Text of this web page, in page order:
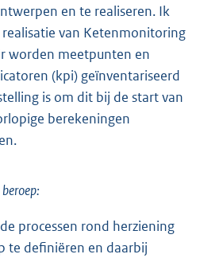
en te realiseren. Ik
van Ketenmonitoring
worden meetpunten en
(kpi) geïnventariseerd
is om dit bij de start van
berekeningen
processen rond herziening
te definiëren en daarbij